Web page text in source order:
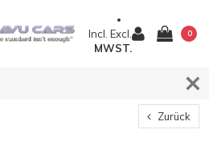
Incl. Excl.
MWST.
0
Zurück